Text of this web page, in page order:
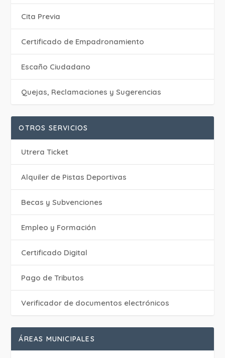
Cita Previa
Certificado de Empadronamiento
Escaño Ciudadano
Quejas, Reclamaciones y Sugerencias
OTROS SERVICIOS
Utrera Ticket
Alquiler de Pistas Deportivas
Becas y Subvenciones
Empleo y Formación
Certificado Digital
Pago de Tributos
Verificador de documentos electrónicos
ÁREAS MUNICIPALES